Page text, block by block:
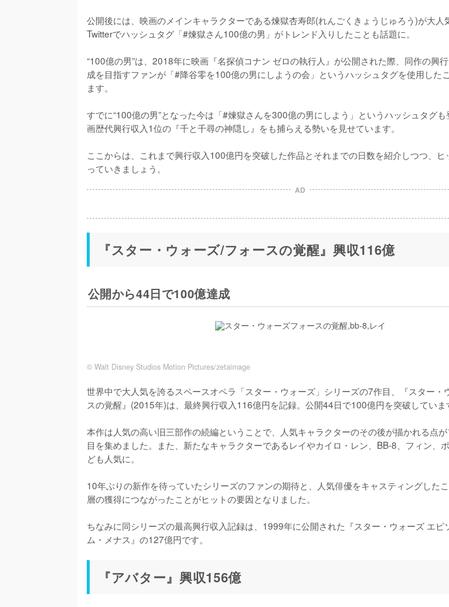
公開後には、映画のメインキャラクターである煉獄杏寿郎(れんごくきょうじゅろう)が大人
Twitterでハッシュタグ「#煉獄さん100億の男」がトレンド入りしたことも話題に。
“100億の男”は、2018年に映画『名探偵コナン ゼロの執行人』が公開された際、同作の興
成を目指すファンが「#降谷零を100億の男にしようの会」というハッシュタグを使用した
ます。
すでに“100億の男”となった今は「#煉獄さんを300億の男にしよう」というハッシュタグ
画歴代興行収入1位の『千と千尋の神隠し』をも捕らえる勢いを見せています。
ここからは、これまで興行収入100億円を突破した作品とそれまでの日数を紹介しつつ、ヒ
っていきましょう。
AD
『スター・ウォーズ/フォースの覚醒』興収116億
公開から44日で100億達成
© Walt Disney Studios Motion Pictures/zetaimage
世界中で大人気を誇るスペースオペラ「スター・ウォーズ」シリーズの7作目、『スター・
スの覚醒』(2015年)は、最終興行収入116億円を記録。公開44日で100億円を突破していま
本作は人気の高い旧三部作の続編ということで、人気キャラクターのその後が描かれる点
目を集めました。また、新たなキャラクターであるレイやカイロ・レン、BB-8、フィン、
ども人気に。
10年ぶりの新作を待っていたシリーズのファンの期待と、人気俳優をキャスティングした
層の獲得につながったことがヒットの要因となりました。
ちなみに同シリーズの最高興行収入記録は、1999年に公開された『スター・ウォーズ エピ
ム・メナス』の127億円です。
『アバター』興収156億